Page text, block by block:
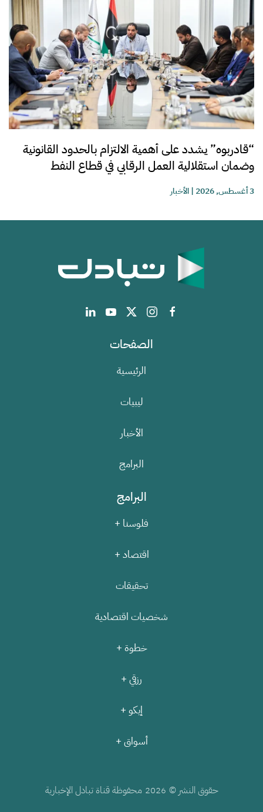
“قادربوه” يشدد على أهمية الالتزام بالحدود القانونية
وضمان استقلالية العمل الرقابي في قطاع النفط
3 أغسطس, 2026 |الأخبار
الصفحات
الرئيسية
ليبيات
الأخبار
البرامج
البرامج
فلوسنا +
اقتصاد +
تحقيقات
شخصيات اقتصادية
خطوة +
رزقي +
إيكو +
أسواق +
حقوق النشر © 2026 محفوظة قناة تبادل الإخبارية